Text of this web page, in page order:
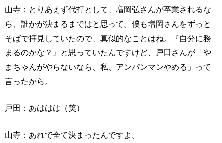
山寺：とりあえず代打として、増岡弘さんが卒業されるな
ら、誰かが決まるまではと思って。僕も増岡さんをずっと
そばで拝見していたので、真似的なことはね。『自分に務
まるのかな？』と思っていたんですけど、戸田さんが「や
まちゃんがやらないなら、私、アンパンマンやめる」って
言ったから。
戸田：あははは（笑）
山寺：あれで全て決まったんですよ。